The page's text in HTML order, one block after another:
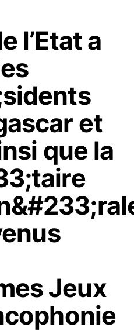
l’Etat a
et
que la
Jeux